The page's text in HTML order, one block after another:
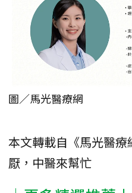
圖／馬光醫療網
本文轉載自《馬光醫
厭，中醫來幫忙